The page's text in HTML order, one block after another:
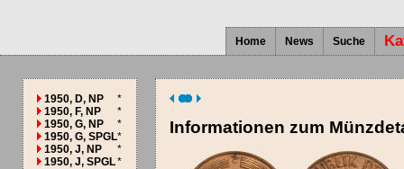
Home News Suche
1950, D, NP
*
1950, F, NP
*
1950, G, NP
*
1950, G, SPGL*
1950, J, NP
*
1950, J, SPGL*
Informationen zum